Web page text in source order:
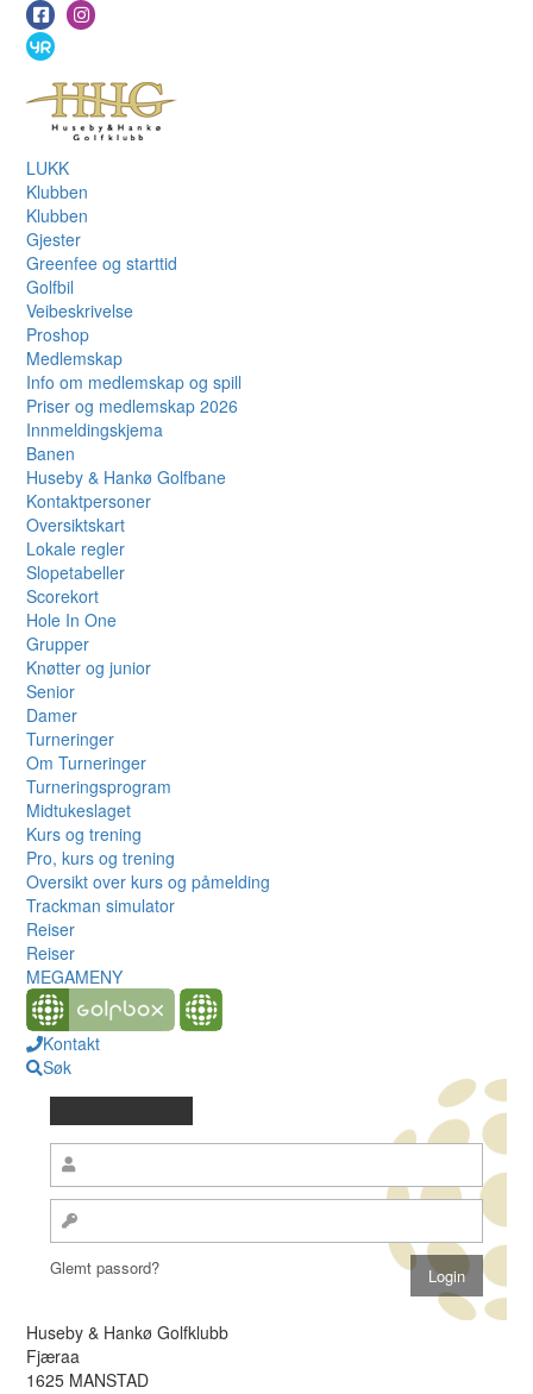
LUKK
Klubben
Klubben
Gjester
Greenfee og starttid
Golfbil
Veibeskrivelse
Proshop
Medlemskap
Info om medlemskap og spill
Priser og medlemskap 2026
Innmeldingskjema
Banen
Huseby & Hankø Golfbane
Kontaktpersoner
Oversiktskart
Lokale regler
Slopetabeller
Scorekort
Hole In One
Grupper
Knøtter og junior
Senior
Damer
Turneringer
Om Turneringer
Turneringsprogram
Midtukeslaget
Kurs og trening
Pro, kurs og trening
Oversikt over kurs og påmelding
Trackman simulator
Reiser
Reiser
MEGAMENY
Kontakt
Søk
Glemt passord?
Huseby & Hankø Golfklubb
Fjæraa
1625 MANSTAD